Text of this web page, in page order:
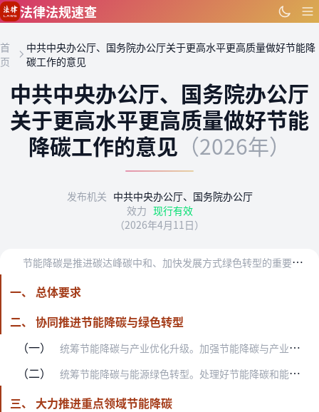
跳到主要内容
法律法规速查
首
页
中共中央办公厅、国务院办公厅关于更高水平更高质量做好节能降
碳工作的意见
中共中央办公厅、国务院办公厅
关于更高水平更高质量做好节能
降碳工作的意见 （2026年）
发布机关 中共中央办公厅、国务院办公厅
效力 现行有效
（2026年4月11日）
节
能降碳是推进碳达峰碳中和、加快发展方式绿色转型的重要抓手，是维护国家能源安全、促进产业提质升级的重要支撑。为更高水平、更高质量做好节能降碳工作，经党中央、国务…
一、 总体要求
二、 协同推进节能降碳与绿色转型
（一）
统筹节能降碳与产业优化升级。加强节能降碳与产业规划、产能调控等政策衔接协同，强化节能降碳激励约束和标准提升引领，持续降低产业对能源的依赖。大力推广节能低碳、清洁…
（二） 统筹节能降碳与能源绿色转型。处理好节能降碳和能源安全的关系，科学调控能源消费总量，严格控制化石能源消费，深入推进减煤控油，强化新增用煤用油需求管理，积极推进存量…
三、 大力推进重点领域节能降碳